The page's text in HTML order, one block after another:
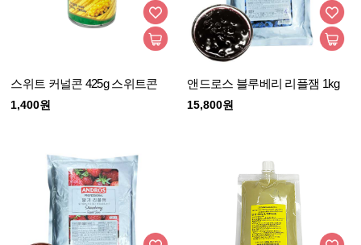
스위트 커널콘 425g 스위트콘
1,400원
앤드로스 블루베리 리플잼 1kg
15,800원